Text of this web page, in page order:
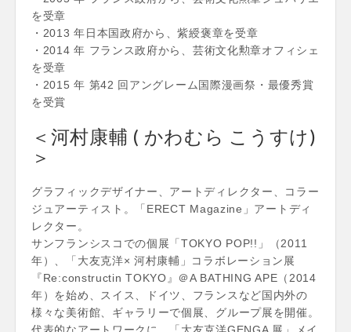
を受章
・2013 年日本国政府から、紫綬褒章を受章
・2014 年 フランス政府から、芸術文化勲章オフィシェ
を受章
・2015 年 第42 回アングレーム国際漫画祭・最優秀賞
を受賞
＜河村康輔 ( かわむら こうすけ)
＞
グラフィックデザイナー、アートディレクター、コラー
ジュアーティスト。「ERECT Magazine」アートディ
レクター。
サンフランシスコでの個展「TOKYO POP!!」（2011
年）、「大友克洋× 河村康輔」コラボレーション展
『Re:constructin TOKYO』＠A BATHING APE（2014
年）を始め、スイス、ドイツ、フランスなど国内外の
様々な美術館、ギャラリーで個展、グループ展を開催。
代表的なアートワークに、「大友克洋GENGA 展」メイ